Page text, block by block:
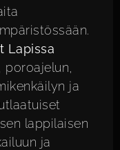
Lapissa
ja
lappilaisen
ja